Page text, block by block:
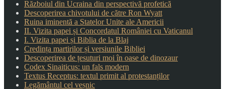
Războiul din Ucraina din perspectivă profetică
Descoperirea chivotului de către Ron Wyatt
Ruina iminentă a Statelor Unite ale Americii
II. Vizita papei și Concordatul României cu Vaticanul
I. Vizita papei și Biblia de la Blaj
Credința martirilor și versiunile Bibliei
Descoperirea de țesuturi moi în oase de dinozaur
Codex Sinaiticus: un fals modern
Textus Receptus: textul primit al protestanților
Legământul cel veșnic